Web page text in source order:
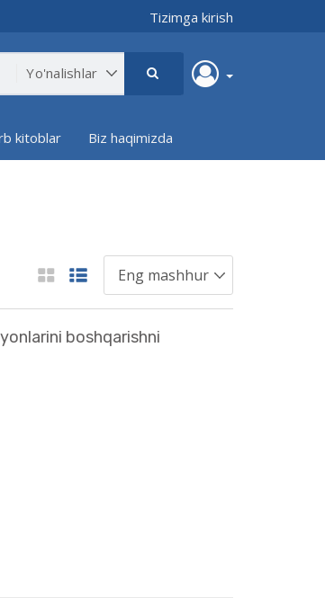
Tizimga kirish
kitoblar Biz haqimizda
boshqarishni